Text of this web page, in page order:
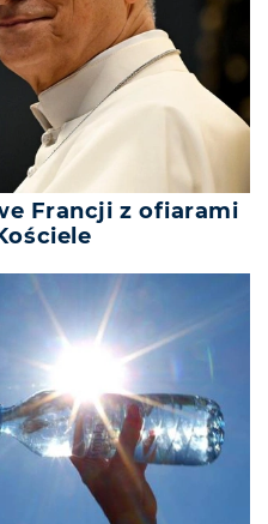
Francji z ofiarami